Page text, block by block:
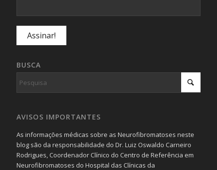
BUSCA
AVISOS IMPORTANTES
As informações médicas sobre as Neurofibromatoses neste
blog são da responsabilidade do Dr. Luiz Oswaldo Carneiro
Rodrigues, Coordenador Clínico do Centro de Referência em
Neurofibromatoses do Hospital das Clínicas da